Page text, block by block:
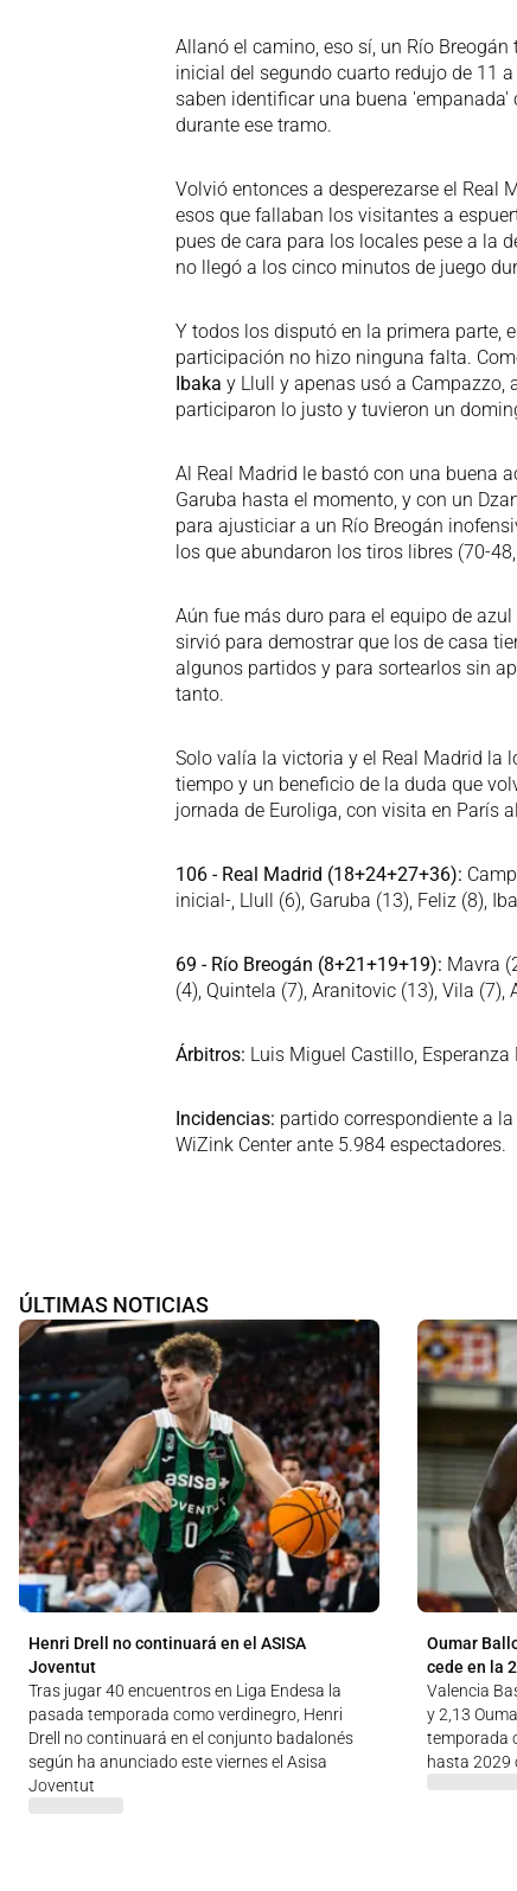
Allanó el camino, eso sí, un Río
inicial del segundo cuarto redujo de 11
saben identificar una buena
durante ese tramo.
Volvió entonces a desperezarse el Real
esos que fallaban los visitantes a
pues de cara para los locales pese a la
no llegó a los cinco minutos de juego
Y todos los disputó en la primera parte,
participación no hizo ninguna falta.
Ibaka y Llull y apenas usó a Campazzo,
participaron lo justo y tuvieron un
Al Real Madrid le bastó con una buena
Garuba hasta el momento, y con un
para ajusticiar a un Río Breogán
los que abundaron los tiros libres (70-
Aún fue más duro para el equipo de
sirvió para demostrar que los de casa
algunos partidos y para sortearlos sin
tanto.
Solo valía la victoria y el Real Madrid la
tiempo y un beneficio de la duda que
jornada de Euroliga, con visita en París
106 - Real Madrid (18+24+27+36):
inicial-, Llull (6), Garuba (13), Feliz (8),
69 - Río Breogán (8+21+19+19): Mavra
(4), Quintela (7), Aranitovic (13), Vila (7),
Árbitros: Luis Miguel Castillo,
Incidencias: partido correspondiente a
WiZink Center ante 5.984 espectadores.
ÚLTIMAS NOTICIAS
Henri Drell no continuará en el ASISA
Joventut
Tras jugar 40 encuentros en Liga Endesa la
pasada temporada como verdinegro, Henri
Drell no continuará en el conjunto badalonés
según ha anunciado este viernes el Asisa
Joventut
Oumar
cede en la
Valencia
y 2,13
temporada
hasta 2029